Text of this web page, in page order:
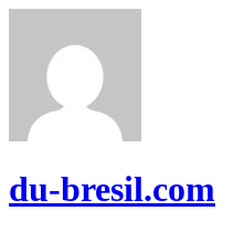
du-bresil.com